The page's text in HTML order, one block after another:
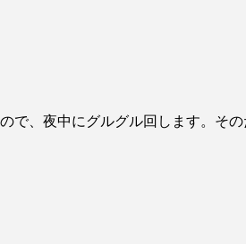
で、夜中にグルグル回します。そ